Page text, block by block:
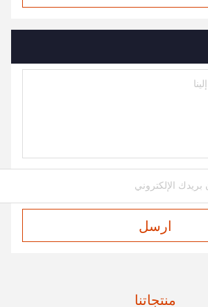
ارسل
منتجاتنا